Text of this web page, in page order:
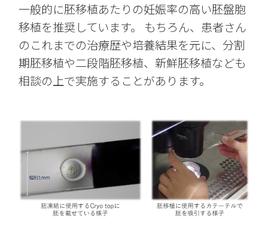
一般的に胚移植あたりの妊娠率の高い胚盤胞
移植を推奨しています。 もちろん、患者さん
のこれまでの治療歴や培養結果を元に、分割
期胚移植や二段階胚移植、新鮮胚移植なども
相談の上で実施することがあります。